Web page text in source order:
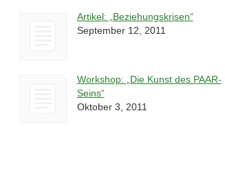
Artikel: „Beziehungskrisen“
September 12, 2011
Workshop: „Die Kunst des PAAR-
Seins“
Oktober 3, 2011